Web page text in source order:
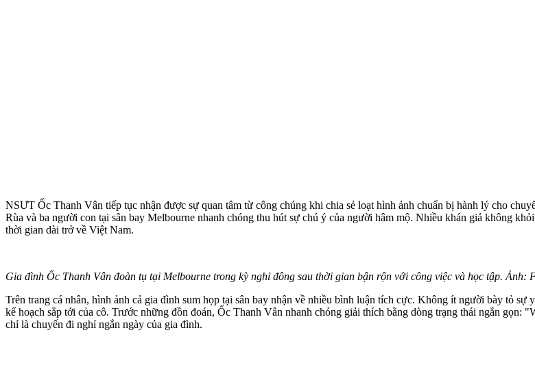
NSƯT Ốc Thanh Vân tiếp tục nhận được sự quan tâm từ công chúng khi chia sẻ loạt hình ảnh chuẩn bị hành lý cho
Rùa và ba người con tại sân bay Melbourne nhanh chóng thu hút sự chú ý của người hâm mộ. Nhiều khán giả không
thời gian dài trở về Việt Nam.
Gia đình Ốc Thanh Vân đoàn tụ tại Melbourne trong kỳ nghỉ đông sau thời gian bận rộn với công việc và học tập. Ảnh:
Trên trang cá nhân, hình ảnh cả gia đình sum họp tại sân bay nhận về nhiều bình luận tích cực. Không ít người bày tỏ
kế hoạch sắp tới của cô. Trước những đồn đoán, Ốc Thanh Vân nhanh chóng giải thích bằng dòng trạng thái ngắn
chỉ là chuyến đi nghỉ ngắn ngày của gia đình.